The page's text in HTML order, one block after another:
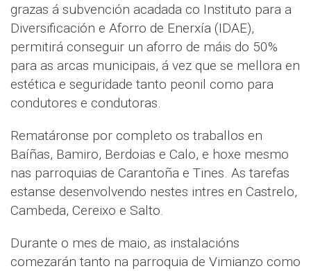
grazas á subvención acadada co Instituto para a
Diversificación e Aforro de Enerxía (IDAE),
permitirá conseguir un aforro de máis do 50%
para as arcas municipais, á vez que se mellora en
estética e seguridade tanto peonil como para
condutores e condutoras.
Rematáronse por completo os traballos en
Baíñas, Bamiro, Berdoias e Calo, e hoxe mesmo
nas parroquias de Carantoña e Tines. As tarefas
estanse desenvolvendo nestes intres en Castrelo,
Cambeda, Cereixo e Salto.
Durante o mes de maio, as instalacións
comezarán tanto na parroquia de Vimianzo como